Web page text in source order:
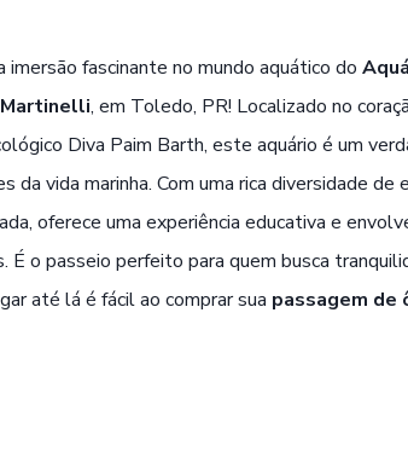
imersão fascinante no mundo aquático do
, em Toledo, PR! Localizado no
Diva Paim Barth, este aquário é um
da vida marinha. Com uma rica diversidade de
oferece uma experiência educativa e
É o passeio perfeito para quem busca
até lá é fácil ao comprar sua passagem de